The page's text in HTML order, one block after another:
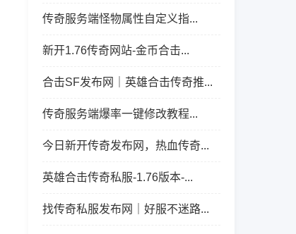
传奇服务端怪物属性自定义指...
新开1.76传奇网站-金币合击...
合击SF发布网｜英雄合击传奇推...
传奇服务端爆率一键修改教程...
今日新开传奇发布网，热血传奇...
英雄合击传奇私服-1.76版本-...
找传奇私服发布网｜好服不迷路...